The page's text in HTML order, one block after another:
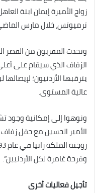
زواج الأميرة إيمان ابنة
ترميوتس، خلال مارس
وتحدث المقربون من القصر
الزفاف الذي سيقام على
يترقبها الأردنيون؛
عالية المستوى.
ونوهوا إلى إمكانية وجود
الأمير الحسين مع حفل زفاف
وفرحة غامرة لكل الأردنيين”.
تأجيل فعاليات أخرى